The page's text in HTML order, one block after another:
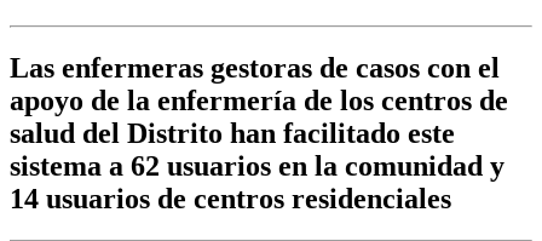
Las enfermeras gestoras de casos con el
apoyo de la enfermería de los centros de
salud del Distrito han facilitado este
sistema a 62 usuarios en la comunidad y
14 usuarios de centros residenciales